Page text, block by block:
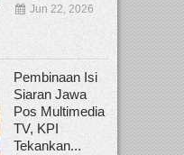
Jun 22, 2026
Pembinaan Isi
Siaran Jawa
Pos Multimedia
TV, KPI
Tekankan...